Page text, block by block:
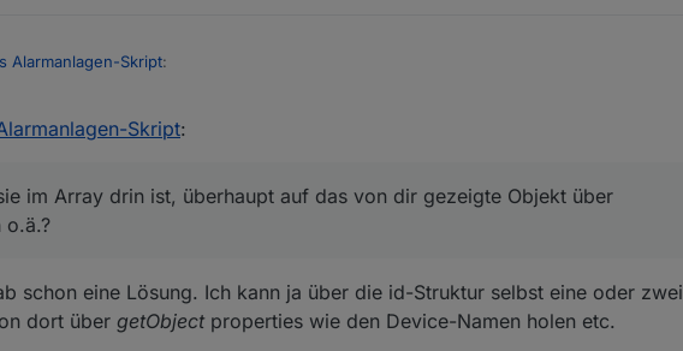
Alarmanlagen-Skript:
Namens hast du übercommon.name
des Arrays ist eine id (als String). Jede id wird geprüft mitgetState(id).val, ob der
nicht.
das Objekt dazu holen mit getObject(id) und dort properties wie
die du oben angegeben hast? Das sieht so HomeMatic-spezifisch aus (channelID,
wie sie im Array drin ist, überhaupt auf das von dir gezeigte Objekt über irgendwelche
Skript:
im Array drin ist, überhaupt auf das von dir gezeigte Objekt über
o.ä.?
schon eine Lösung. Ich kann ja über die id-Struktur selbst eine oder zwei
dort über getObjectproperties wie den Device-Namen holen etc.